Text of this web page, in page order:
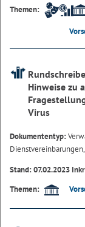
Themen:
Hinweise zu
Virus
Dokumententyp:
Stand: 07.02.2023
Themen: